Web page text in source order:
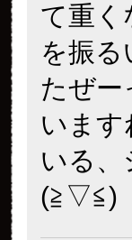
て重く
を振
たぜー
いま
いる、
(≧▽≦)